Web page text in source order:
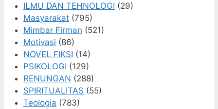
ILMU DAN TEHNOLOGI (29)
Masyarakat (795)
Mimbar Firman (521)
Motivasi (86)
NOVEL FIKSI (14)
PSIKOLOGI (129)
RENUNGAN (288)
SPIRITUALITAS (55)
Teologia (783)